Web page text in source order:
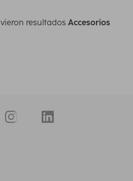
resultados Accesorios